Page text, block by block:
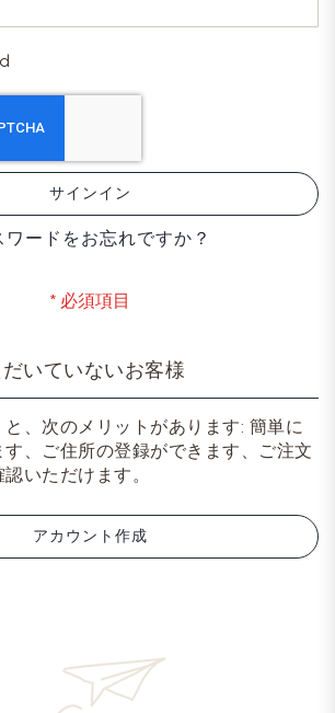
サインイン
ワードをお忘れですか？
いていないお客様
、次のメリットがあります: 簡単に
、ご住所の登録ができます、ご注文
いただけます。
アカウント作成